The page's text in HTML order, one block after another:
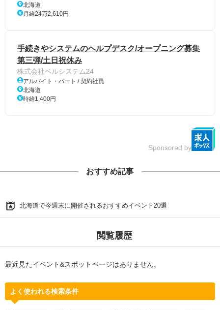
北海道
月給24万2,610円
手続きやシステムのヘルプデスク/オープニング募集
第三弾/土日祝休み
株式会社ベルシステム24
アルバイト・パート / 契約社員
北海道
時給1,400円
Sponsored by
おすすめ記事
北海道で今週末に開催されるおすすめイベント20選
閲覧履歴
最近見たイベント&スポットページはありません。
よく使われる検索条件